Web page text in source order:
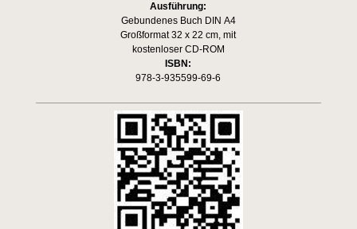
Ausführung:
Gebundenes Buch DIN A4
Großformat 32 x 22 cm, mit
kostenloser CD-ROM
ISBN:
978-3-935599-69-6